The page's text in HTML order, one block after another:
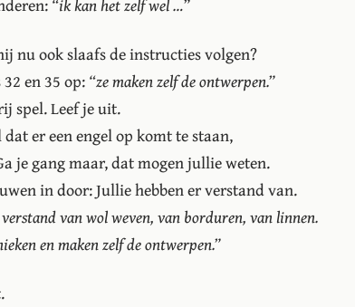
“ik kan het zelf wel …”
nu ook slaafs de instructies volgen?
en 35 op:“ze maken zelf de ontwerpen.”
spel. Leef je uit.
er een engel op komt te staan,
je gang maar, dat mogen jullie weten.
in door: Jullie hebben er verstand van.
van wol weven, van borduren, van linnen.
en maken zelf de ontwerpen.”